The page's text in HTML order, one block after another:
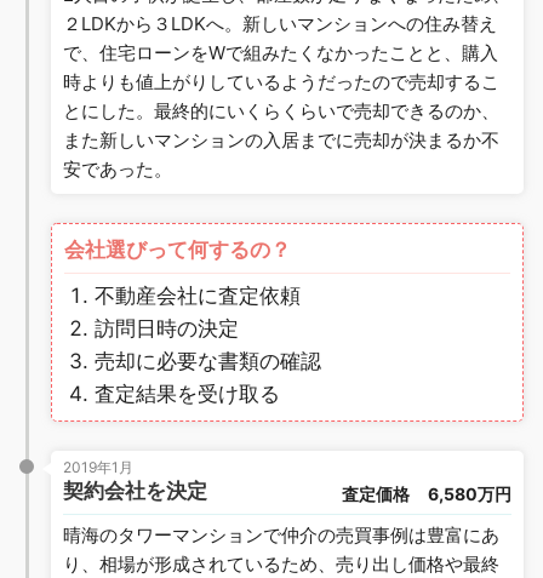
２LDKから３LDKへ。新しいマンションへの住み替え
で、住宅ローンをWで組みたくなかったことと、購入
時よりも値上がりしているようだったので売却するこ
とにした。最終的にいくらくらいで売却できるのか、
また新しいマンションの入居までに売却が決まるか不
安であった。
会社選びって何するの？
不動産会社に査定依頼
訪問日時の決定
売却に必要な書類の確認
査定結果を受け取る
2019年1月
契約会社を決定 査定価格 6,580万円
晴海のタワーマンションで仲介の売買事例は豊富にあ
り、相場が形成されているため、売り出し価格や最終